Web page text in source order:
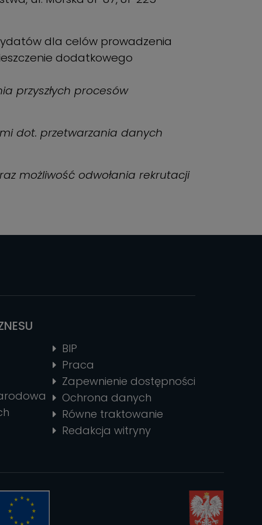
dla celów prowadzenia
dodatkowego
przyszłych procesów
dot. przetwarzania danych
możliwość odwołania rekrutacji
BIP
Praca
Zapewnienie dostępności
Ochrona danych
Równe traktowanie
Redakcja witryny